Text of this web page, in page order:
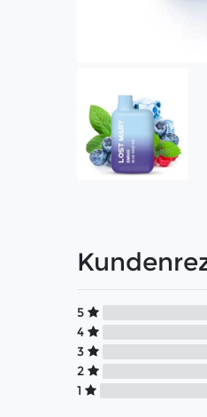
5
4
3
2
1